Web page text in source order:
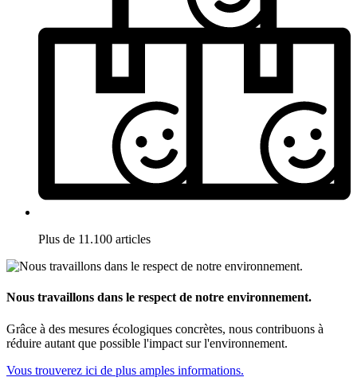
Plus de 11.100 articles
Nous travaillons dans le respect de notre environnement.
Grâce à des mesures écologiques concrètes, nous contribuons à
réduire autant que possible l'impact sur l'environnement.
Vous trouverez ici de plus amples informations.